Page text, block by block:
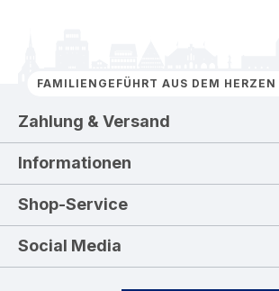
FAMILIENGEFÜHRT AUS DEM
Zahlung & Versand
Informationen
Shop-Service
Social Media